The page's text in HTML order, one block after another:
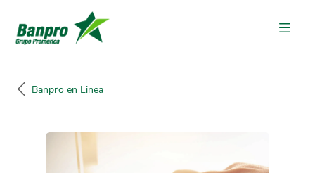
Banpro en Linea